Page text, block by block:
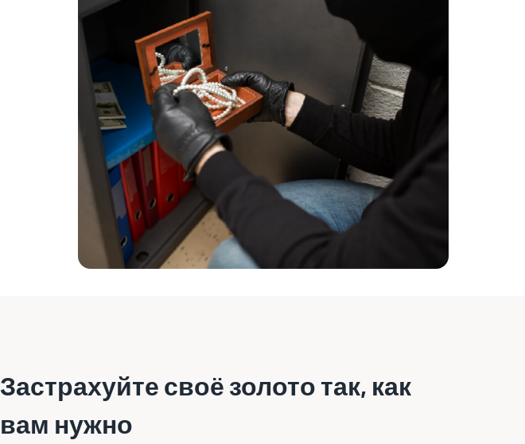
Застрахуйте своё золото так, как
вам нужно